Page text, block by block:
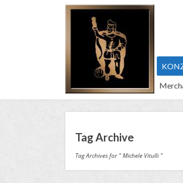
Tag Archive
Tag Archives for " Michele Vitulli "